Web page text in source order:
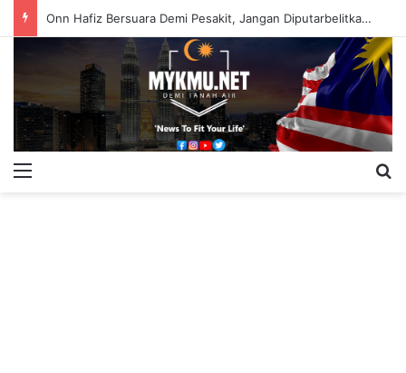
Onn Hafiz Bersuara Demi Pesakit, Jangan Diputarbelitkan – Hasrunizah